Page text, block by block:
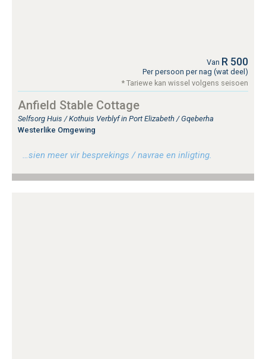
Van R 500
Per persoon per nag (wat deel)
* Tariewe kan wissel volgens seisoen
Anfield Stable Cottage
Selfsorg Huis / Kothuis Verblyf in Port Elizabeth / Gqeberha
Westerlike Omgewing
…sien meer vir besprekings / navrae en inligting.